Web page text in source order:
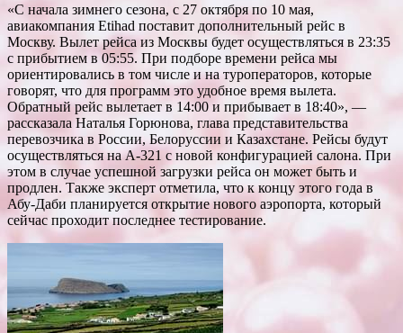
«С начала зимнего сезона, с 27 октября по 10 мая,
авиакомпания Etihad поставит дополнительный рейс в
Москву. Вылет рейса из Москвы будет осуществляться в 23:35
с прибытием в 05:55. При подборе времени рейса мы
ориентировались в том числе и на туроператоров, которые
говорят, что для программ это удобное время вылета.
Обратный рейс вылетает в 14:00 и прибывает в 18:40», —
рассказала Наталья Горюнова, глава представительства
перевозчика в России, Белоруссии и Казахстане. Рейсы будут
осуществляться на А-321 с новой конфигурацией салона. При
этом в случае успешной загрузки рейса он может быть и
продлен. Также эксперт отметила, что к концу этого года в
Абу-Даби планируется открытие нового аэропорта, который
сейчас проходит последнее тестирование.